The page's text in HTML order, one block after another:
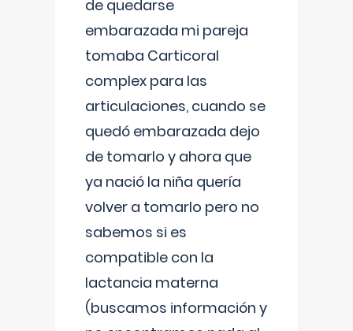
de quedarse
embarazada mi pareja
tomaba Carticoral
complex para las
articulaciones, cuando se
quedó embarazada dejo
de tomarlo y ahora que
ya nació la niña quería
volver a tomarlo pero no
sabemos si es
compatible con la
lactancia materna
(buscamos información y